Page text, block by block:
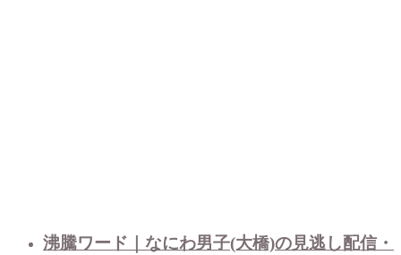
沸騰ワード｜なにわ男子(大橋)の見逃し配信・